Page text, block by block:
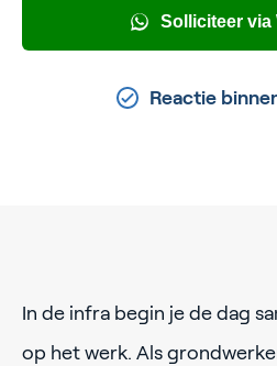
Solliciteer via
Reactie
In de infra begin je de dag
op het werk. Als